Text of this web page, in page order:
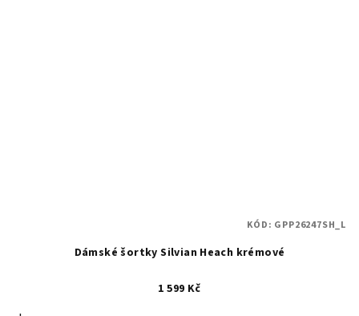
Dámské šortky Silvian Heach krémové
1 599 Kč
KÓD: GPP26247SH_L